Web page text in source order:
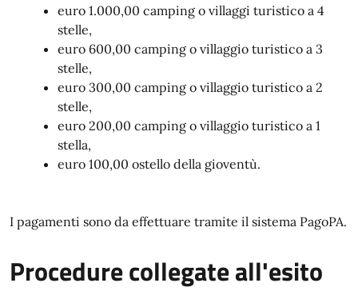
euro 1.000,00 camping o villaggi turistico a 4
stelle,
euro 600,00 camping o villaggio turistico a 3
stelle,
euro 300,00 camping o villaggio turistico a 2
stelle,
euro 200,00 camping o villaggio turistico a 1
stella,
euro 100,00 ostello della gioventù.
I pagamenti sono da effettuare tramite il sistema PagoPA.
Procedure collegate all'esito